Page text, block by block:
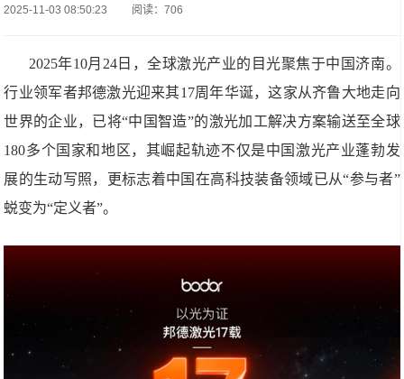
2025-11-03 08:50:23 阅读：706
2025年10月24日，全球激光产业的目光聚焦于中国济南。
行业领军者邦德激光迎来其17周年华诞，这家从齐鲁大地走向
世界的企业，已将“中国智造”的激光加工解决方案输送至全球
180多个国家和地区，其崛起轨迹不仅是中国激光产业蓬勃发
展的生动写照，更标志着中国在高科技装备领域已从“参与者”
蜕变为“定义者”。